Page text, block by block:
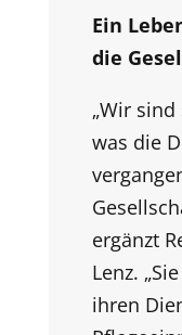
Ein
die
„Wir
was die
ergänzt
Lenz.
ihren